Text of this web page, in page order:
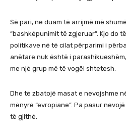
Së pari, ne duam të arrijmë më
“bashkëpunimit të zgjeruar”. Kjo do
politikave në të cilat përparimi i
anëtare nuk është i
me një grup më të vogël shtetesh.
Dhe të zbatojë masat e nevojshme
mënyrë “evropiane”. Pa pasur
të gjithë.